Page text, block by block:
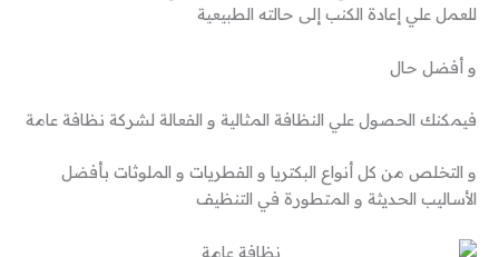
للعمل علي إعادة الكنب إلى حالته الطبيعية
و أفضل حال
فيمكنك الحصول علي النظافة المثالية و الفعالة لشركة نظافة عامة
و التخلص من كل أنواع البكتريا و الفطريات و الملوثات بأفضل
الأساليب الحديثة و المتطورة في التنظيف